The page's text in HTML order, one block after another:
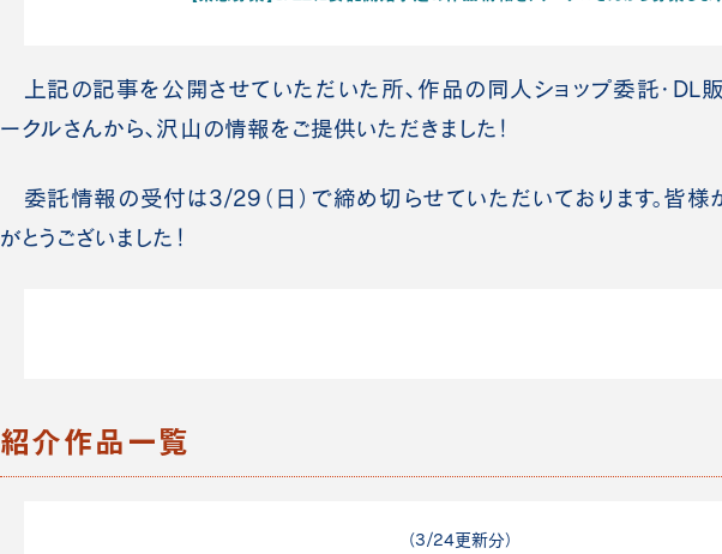
上記の記事を公開させていただいた所、作品の同人ショップ委託・DL
ークルさんから、沢山の情報をご提供いただきました！
委託情報の受付は3/29（日）で締め切らせていただいております。皆様
がとうございました！
紹介作品一覧
（3/24更新分）